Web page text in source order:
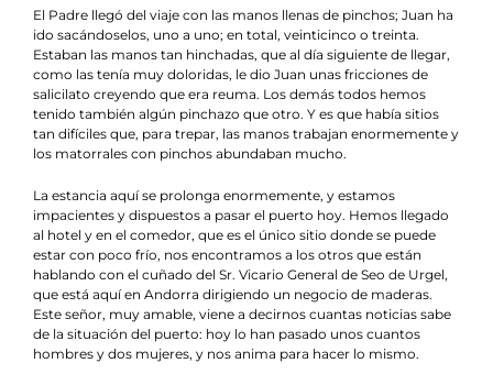
El Padre llegó del viaje con las manos llenas de pinchos; Juan ha
ido sacándoselos, uno a uno; en total, veinticinco o treinta.
Estaban las manos tan hinchadas, que al día siguiente de llegar,
como las tenía muy doloridas, le dio Juan unas fricciones de
salicilato creyendo que era reuma. Los demás todos hemos
tenido también algún pinchazo que otro. Y es que había sitios
tan difíciles que, para trepar, las manos trabajan enormemente y
los matorrales con pinchos abundaban mucho.
La estancia aquí se prolonga enormemente, y estamos
impacientes y dispuestos a pasar el puerto hoy. Hemos llegado
al hotel y en el comedor, que es el único sitio donde se puede
estar con poco frío, nos encontramos a los otros que están
hablando con el cuñado del Sr. Vicario General de Seo de Urgel,
que está aquí en Andorra dirigiendo un negocio de maderas.
Este señor, muy amable, viene a decirnos cuantas noticias sabe
de la situación del puerto: hoy lo han pasado unos cuantos
hombres y dos mujeres, y nos anima para hacer lo mismo.